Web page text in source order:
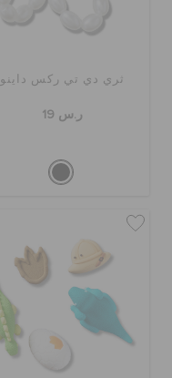
ثري دي تي ركس داينو
ر.س 19